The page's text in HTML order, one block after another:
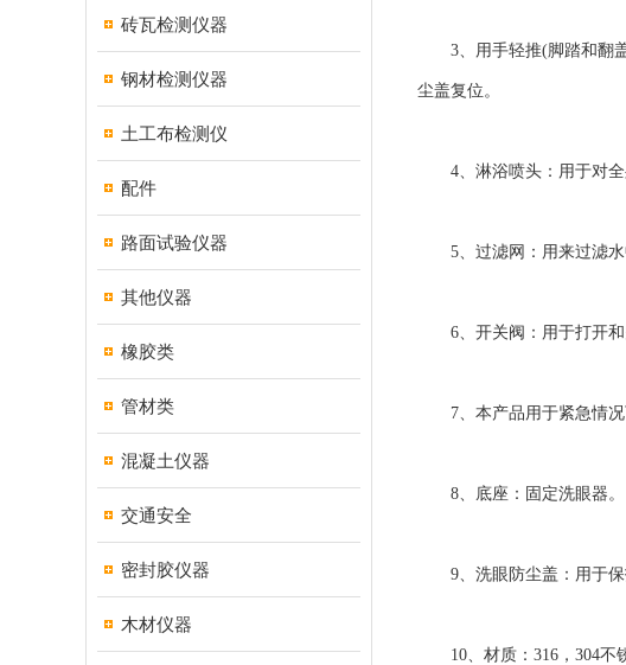
砖瓦检测仪器
钢材检测仪器
土工布检测仪
配件
路面试验仪器
其他仪器
橡胶类
管材类
混凝土仪器
交通安全
密封胶仪器
木材仪器
3、用手轻推(脚踏和翻盖
尘盖复位。
4、淋浴喷头：用于对全
5、过滤网：用来过滤水
6、开关阀：用于打开和
7、本产品用于紧急情况
8、底座：固定洗眼器。
9、洗眼防尘盖：用于保
10、材质：316，304不锈